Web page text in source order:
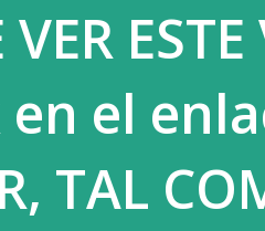
el
TAL